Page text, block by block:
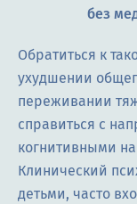
без
Обратиться к
ухудшении
переживании
справиться с
когнитивными
Клинический
детьми, часто